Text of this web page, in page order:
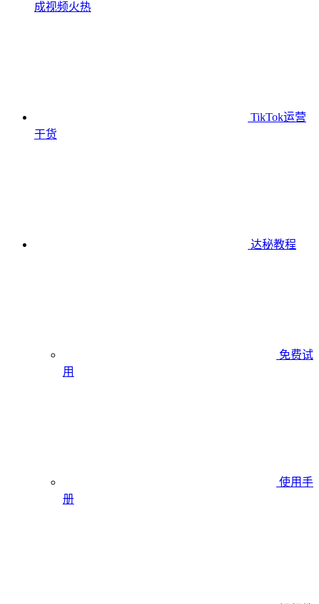
成视频火热
TikTok运营
干货
达秘教程
免费试
用
使用手
册